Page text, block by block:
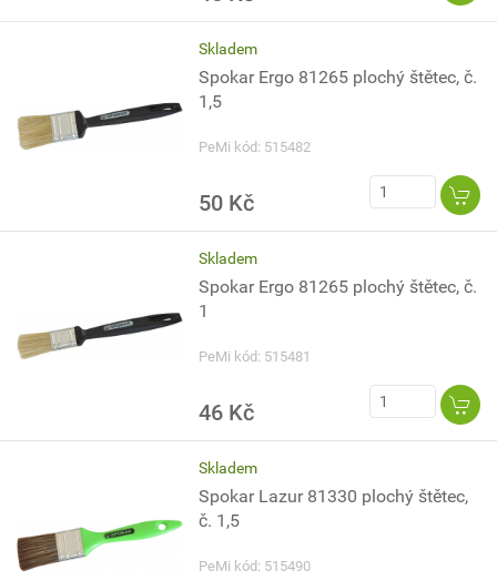
Skladem
Spokar Ergo 81265 plochý štětec, č.
1,5
PeMi kód: 515482
50 Kč
Skladem
Spokar Ergo 81265 plochý štětec, č.
1
PeMi kód: 515481
46 Kč
Skladem
Spokar Lazur 81330 plochý štětec,
č. 1,5
PeMi kód: 515490